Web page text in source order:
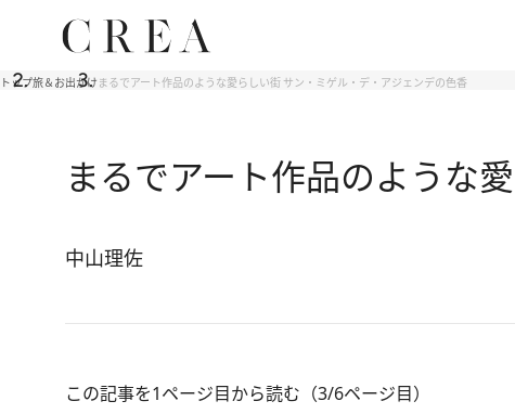
トップ旅＆お出かけ まるでアート作品のような愛らしい街 サン・ミゲル・デ・アジェンデの色香
まるでアート作品のような
中山理佐
この記事を1ページ目から読む（3/6ページ目）